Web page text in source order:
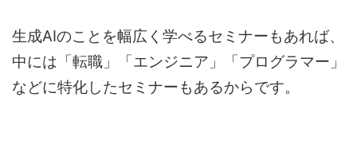
生成AIのことを幅広く学べるセミナーもあれば、
中には「転職」「エンジニア」「プログラマー」
などに特化したセミナーもあるからです。